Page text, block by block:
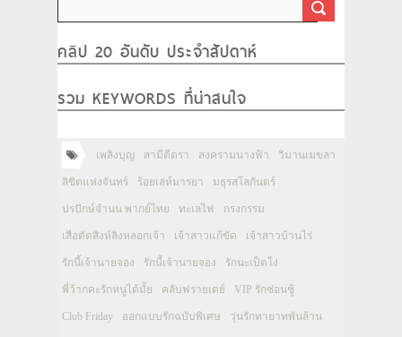
คลิป 20 อันดับ ประจำสัปดาห์
รวม KEYWORDS ที่น่าสนใจ
เพลิงบุญ สามีตีตรา สงครามนางฟ้า วิมานเมขลา
ลิขิตแห่งจันทร์ ร้อยเล่ห์มารยา มธุรสโลกันตร์
ปรปักษ์จำนน พากย์ไทย ทะเลไฟ กรงกรรม
เสือตัดสิงห์ลิงหลอกเจ้า เจ้าสาวแก้ขัด เจ้าสาวบ้านไร่
รักนี้เจ้านายจอง รักนี้เจ้านายจอง รักนะเป็ดโง่
พี่ว้ากคะรักหนูได้มั้ย คลับฟรายเดย์ VIP รักซ่อนชู้
Club Friday ออกแบบรักฉบับพิเศษ วุ่นรักทายาทพันล้าน